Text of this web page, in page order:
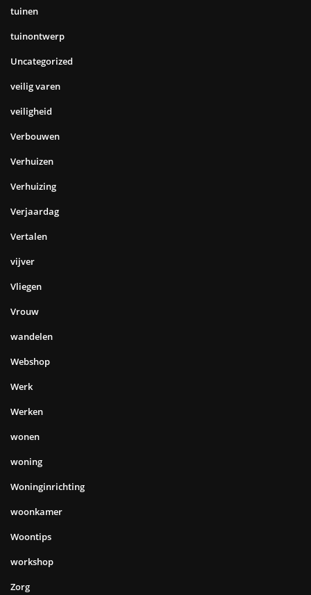
tuinen
tuinontwerp
Uncategorized
veilig varen
veiligheid
Verbouwen
Verhuizen
Verhuizing
Verjaardag
Vertalen
vijver
Vliegen
Vrouw
wandelen
Webshop
Werk
Werken
wonen
woning
Woninginrichting
woonkamer
Woontips
workshop
Zorg